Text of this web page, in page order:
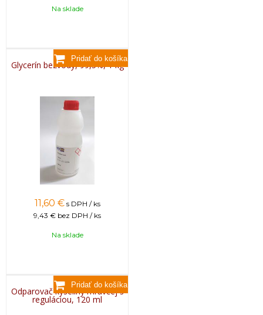
Na sklade
Glycerín bezvodý, 99,5%, 1 kg
11,60 € s DPH / ks
9,43 € bez DPH / ks
Na sklade
Odparovač kyseliny mravčej s
reguláciou, 120 ml